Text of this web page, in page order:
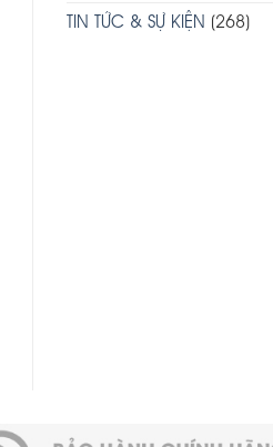
TIN TỨC & SỰ KIỆN (268)